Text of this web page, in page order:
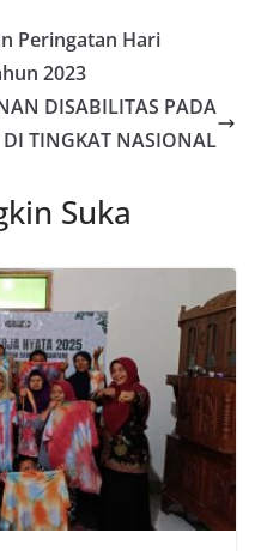
Peringatan Hari
2023
DISABILITAS PADA
TINGKAT NASIONAL
Suka